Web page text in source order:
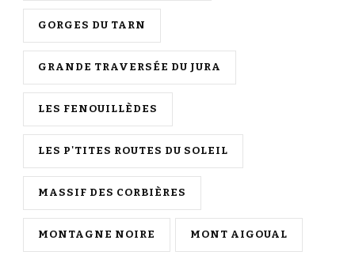
GORGES DU TARN
GRANDE TRAVERSÉE DU JURA
LES FENOUILLÈDES
LES P'TITES ROUTES DU SOLEIL
MASSIF DES CORBIÈRES
MONTAGNE NOIRE MONT AIGOUAL